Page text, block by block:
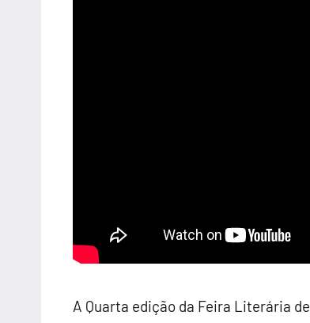
A Quarta edição da Feira Literária de